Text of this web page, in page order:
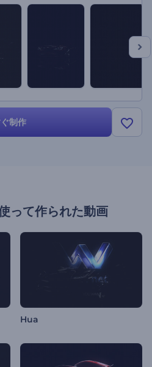
制作
って作られた動画
Hua